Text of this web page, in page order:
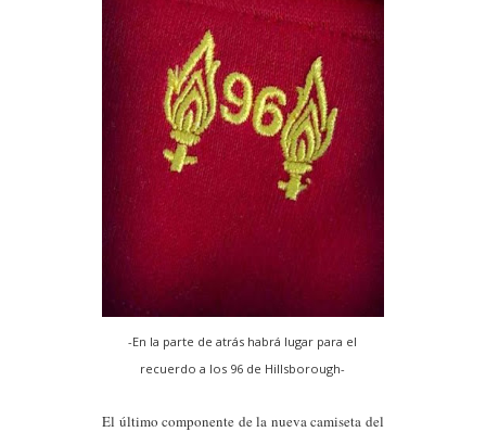
-En la parte de atrás habrá lugar para el
recuerdo a los 96 de Hillsborough-
El último componente de la nueva camiseta del